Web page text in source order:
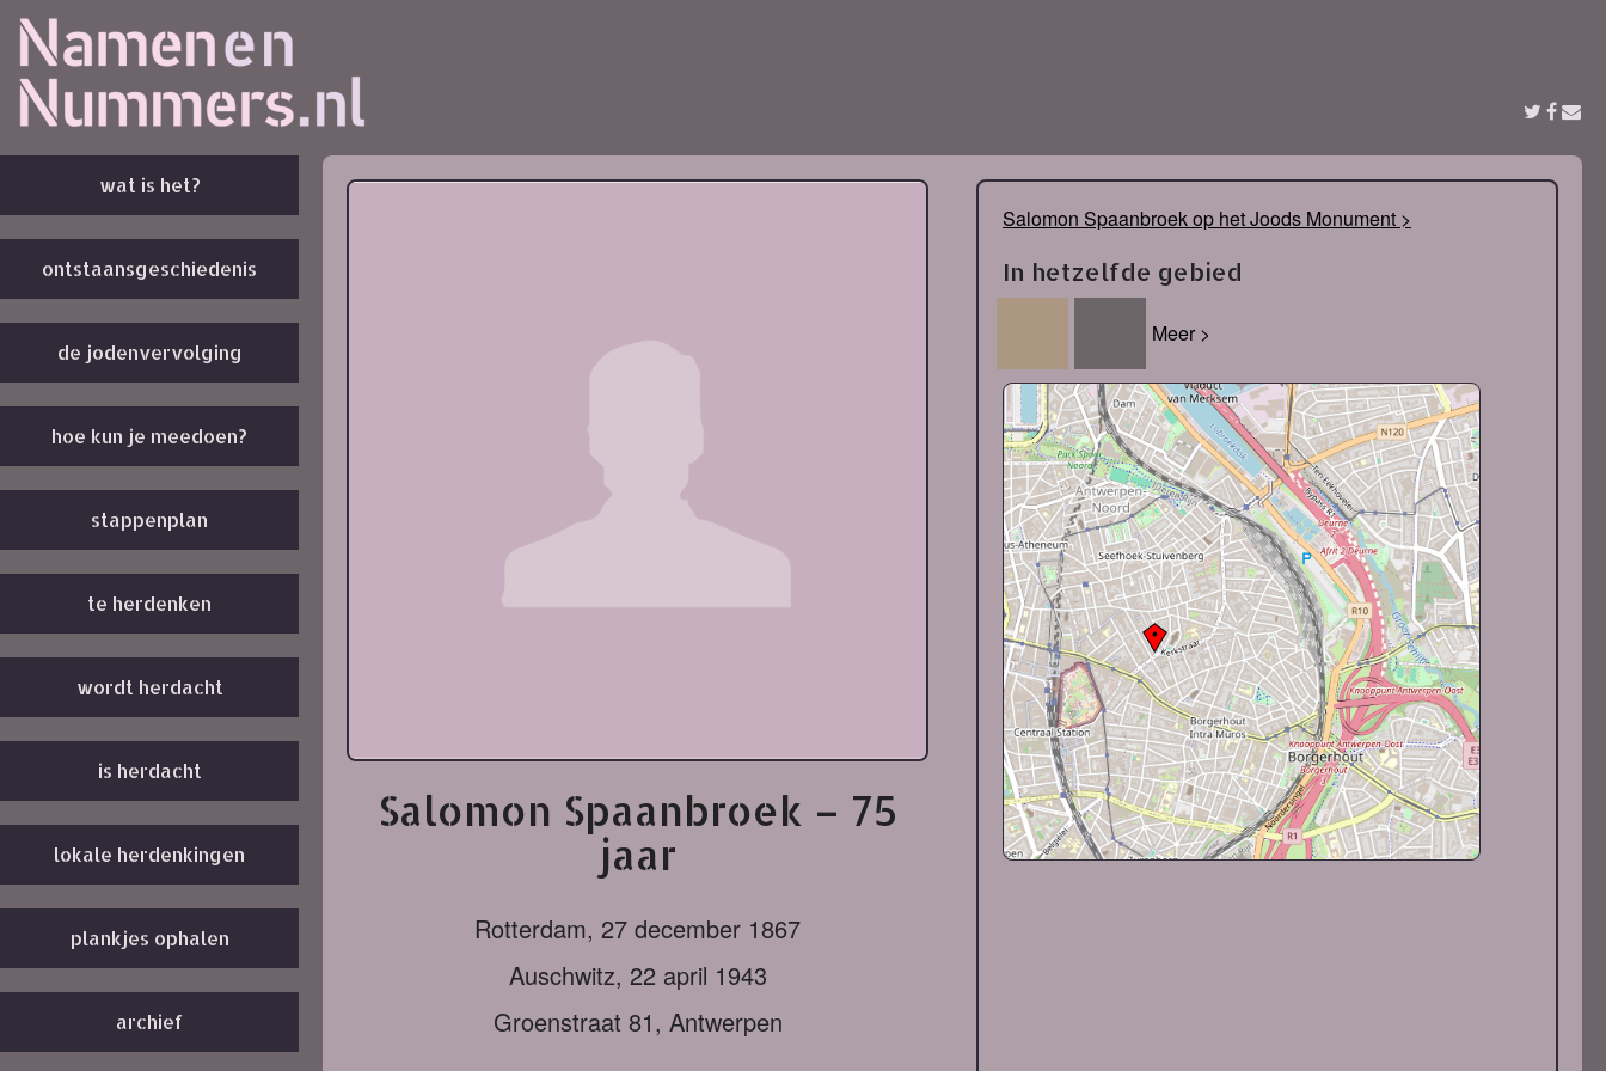
wat is het?
ontstaansgeschiedenis
de jodenvervolging
hoe kun je meedoen?
stappenplan
te herdenken
wordt herdacht
is herdacht
lokale herdenkingen
plankjes ophalen
archief
Salomon Spaanbroek – 75
jaar
Rotterdam, 27 december 1867
Auschwitz, 22 april 1943
Groenstraat 81, Antwerpen
Salomon Spaanbroek op het Joods Monument >
In hetzelfde gebied
Meer >